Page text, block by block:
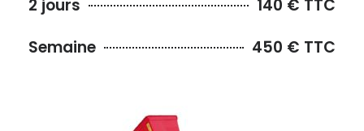
2 jours
140 € TTC
Semaine
450 € TTC